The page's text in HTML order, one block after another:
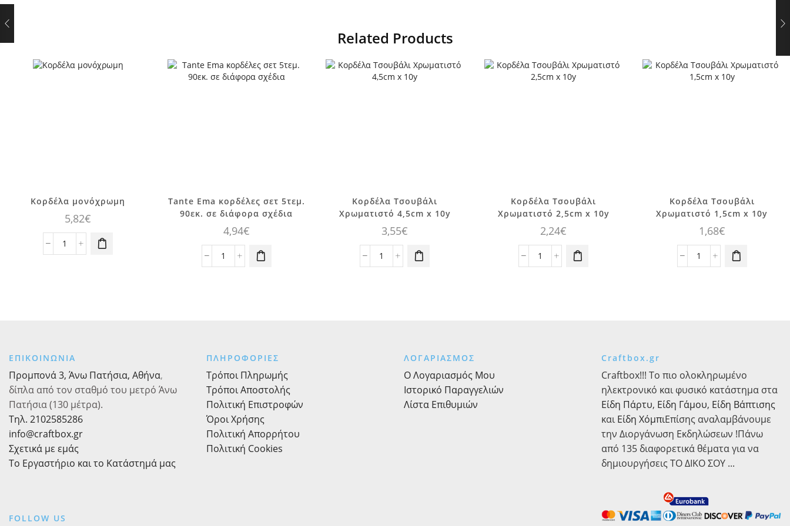
Related Products
Κορδέλα μονόχρωμη
5,82€
Κορδέλα
προϊόν έχει
παραλλαγές.
Οι επιλογές
μπορούν να
Tante Ema κορδέλες σετ 5τεμ.
90εκ. σε διάφορα σχέδια
4,94€
Tante
σχέδια
ποσότητα
Κορδέλα Τσουβάλι
Χρωματιστό 4,5cm x 10y
3,55€
Κορδέλα
Κορδέλα Τσουβάλι
Χρωματιστό 2,5cm x 10y
2,24€
Κορδέλα
Κορδέλα Τσουβάλι
Χρωματιστό 1,5cm x 10y
1,68€
Κορδέλα
ΕΠΙΚΟΙΝΩΝΙΑ
Προμπονά 3, Άνω Πατήσια, Αθήνα,
δίπλα από τον σταθμό του μετρό Άνω
Πατήσια (130 μέτρα).
Τηλ. 2102585286
info@craftbox.gr
Σχετικά με εμάς
Το Εργαστήριο και το Κατάστημά μας
FOLLOW US
ΠΛΗΡΟΦΟΡΙΕΣ
Τρόποι Πληρωμής
Τρόποι Αποστολής
Πολιτική Επιστροφών
Όροι Χρήσης
Πολιτική Απορρήτου
Πολιτική Cookies
ΛΟΓΑΡΙΑΣΜΟΣ
Ο Λογαριασμός Μου
Ιστορικό Παραγγελιών
Λίστα Επιθυμιών
Craftbox.gr
Craftbox!!! Το πιο ολοκληρωμένο
ηλεκτρονικό και φυσικό κατάστημα στα
Είδη Πάρτυ, Είδη Γάμου, Είδη Βάπτισης
και Είδη ΧόμπιΕπίσης αναλαμβάνουμε
την Διοργάνωση Εκδηλώσεων !Πάνω
από 135 διαφορετικά θέματα για να
δημιουργήσεις ΤΟ ΔΙΚΟ ΣΟΥ ...